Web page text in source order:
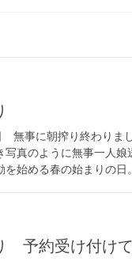
無事に朝搾り終わりま
写真のように無事一人
を始める春の始まりの
予約受け付けて